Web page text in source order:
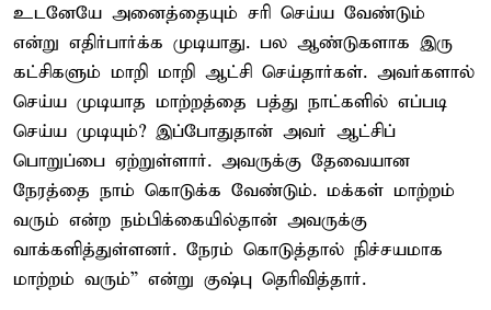
உடனேயே அனைத்தையும் சரி செய்ய வேண்டும்
என்று எதிர்பார்க்க முடியாது. பல ஆண்டுகளாக இரு
கட்சிகளும் மாறி மாறி ஆட்சி செய்தார்கள். அவர்களால்
செய்ய முடியாத மாற்றத்தை பத்து நாட்களில் எப்படி
செய்ய முடியும்? இப்போதுதான் அவர் ஆட்சிப்
பொறுப்பை ஏற்றுள்ளார். அவருக்கு தேவையான
நேரத்தை நாம் கொடுக்க வேண்டும். மக்கள் மாற்றம்
வரும் என்ற நம்பிக்கையில்தான் அவருக்கு
வாக்களித்துள்ளனர். நேரம் கொடுத்தால் நிச்சயமாக
மாற்றம் வரும்” என்று குஷ்பு தெரிவித்தார்.